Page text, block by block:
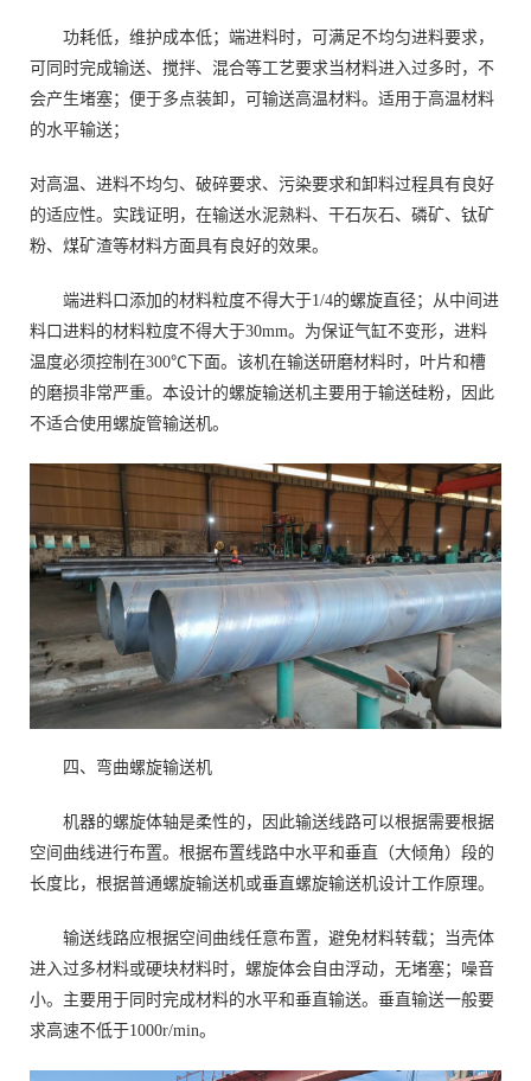
功耗低，维护成本低；端进料时，可满足不均匀进料要求，
可同时完成输送、搅拌、混合等工艺要求当材料进入过多时，不
会产生堵塞；便于多点装卸，可输送高温材料。适用于高温材料
的水平输送；
对高温、进料不均匀、破碎要求、污染要求和卸料过程具有良好
的适应性。实践证明，在输送水泥熟料、干石灰石、磷矿、钛矿
粉、煤矿渣等材料方面具有良好的效果。
端进料口添加的材料粒度不得大于1/4的螺旋直径；从中间进
料口进料的材料粒度不得大于30mm。为保证气缸不变形，进料
温度必须控制在300℃下面。该机在输送研磨材料时，叶片和槽
的磨损非常严重。本设计的螺旋输送机主要用于输送硅粉，因此
不适合使用螺旋管输送机。
四、弯曲螺旋输送机
机器的螺旋体轴是柔性的，因此输送线路可以根据需要根据
空间曲线进行布置。根据布置线路中水平和垂直（大倾角）段的
长度比，根据普通螺旋输送机或垂直螺旋输送机设计工作原理。
输送线路应根据空间曲线任意布置，避免材料转载；当壳体
进入过多材料或硬块材料时，螺旋体会自由浮动，无堵塞；噪音
小。主要用于同时完成材料的水平和垂直输送。垂直输送一般要
求高速不低于1000r/min。